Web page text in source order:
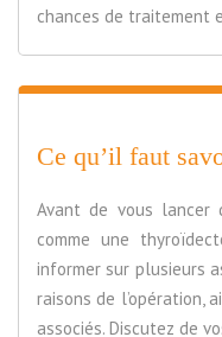
chances de traitement
Ce qu’il faut
Avant de vous lancer
comme une
informer sur plusieurs
raisons de l’opération,
associés. Discutez de